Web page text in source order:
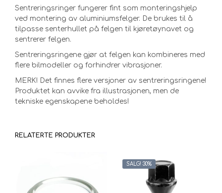
Sentreringsringer fungerer fint som monteringshjelp
ved montering av aluminiumsfelger. De brukes til å
tilpasse senterhullet på felgen til kjøretøynavet og
sentrerer felgen.
Sentreringsringene gjør at felgen kan kombineres med
flere bilmodeller og forhindrer vibrasjoner.
MERK! Det finnes flere versjoner av sentreringsringene!
Produktet kan avvike fra illustrasjonen, men de
tekniske egenskapene beholdes!
RELATERTE PRODUKTER
SALG! 30%